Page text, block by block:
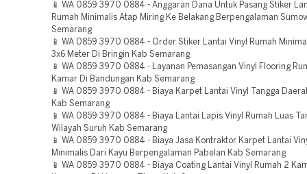
📱 WA 0859 3970 0884 - Anggaran Dana Untuk Pasang Stiker
Rumah Minimalis Atap Miring Ke Belakang Berpengalaman
Semarang
📱 WA 0859 3970 0884 - Order Stiker Lantai Vinyl Rumah
3x6 Meter Di Bringin Kab Semarang
📱 WA 0859 3970 0884 - Layanan Pemasangan Vinyl Flooring
Kamar Di Bandungan Kab Semarang
📱 WA 0859 3970 0884 - Biaya Karpet Lantai Vinyl Tangga
Kab Semarang
📱 WA 0859 3970 0884 - Biaya Lantai Lapis Vinyl Rumah Luas
Wilayah Suruh Kab Semarang
📱 WA 0859 3970 0884 - Biaya Jasa Kontraktor Karpet Lantai
Minimalis Dari Kayu Berpengalaman Pabelan Kab Semarang
📱 WA 0859 3970 0884 - Biaya Coating Lantai Vinyl Rumah 2